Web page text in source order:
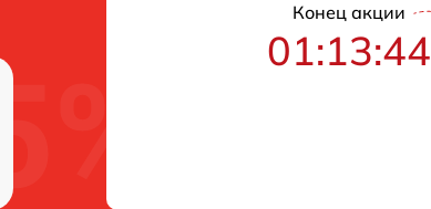
Конец акции
01:13:43